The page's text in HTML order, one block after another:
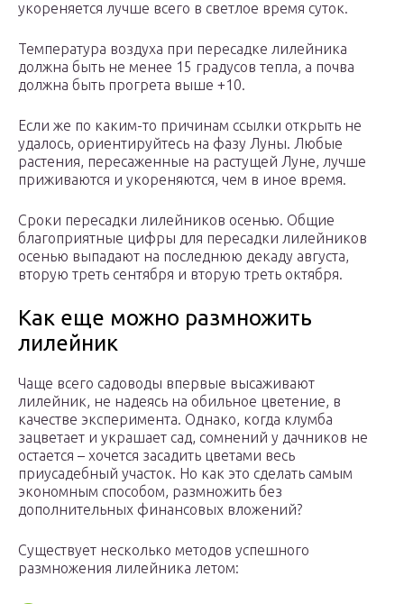
укореняется лучше всего в светлое время суток.
Температура воздуха при пересадке лилейника
должна быть не менее 15 градусов тепла, а почва
должна быть прогрета выше +10.
Если же по каким-то причинам ссылки открыть не
удалось, ориентируйтесь на фазу Луны. Любые
растения, пересаженные на растущей Луне, лучше
приживаются и укореняются, чем в иное время.
Сроки пересадки лилейников осенью. Общие
благоприятные цифры для пересадки лилейников
осенью выпадают на последнюю декаду августа,
вторую треть сентября и вторую треть октября.
Как еще можно размножить
лилейник
Чаще всего садоводы впервые высаживают
лилейник, не надеясь на обильное цветение, в
качестве эксперимента. Однако, когда клумба
зацветает и украшает сад, сомнений у дачников не
остается – хочется засадить цветами весь
приусадебный участок. Но как это сделать самым
экономным способом, размножить без
дополнительных финансовых вложений?
Существует несколько методов успешного
размножения лилейника летом: